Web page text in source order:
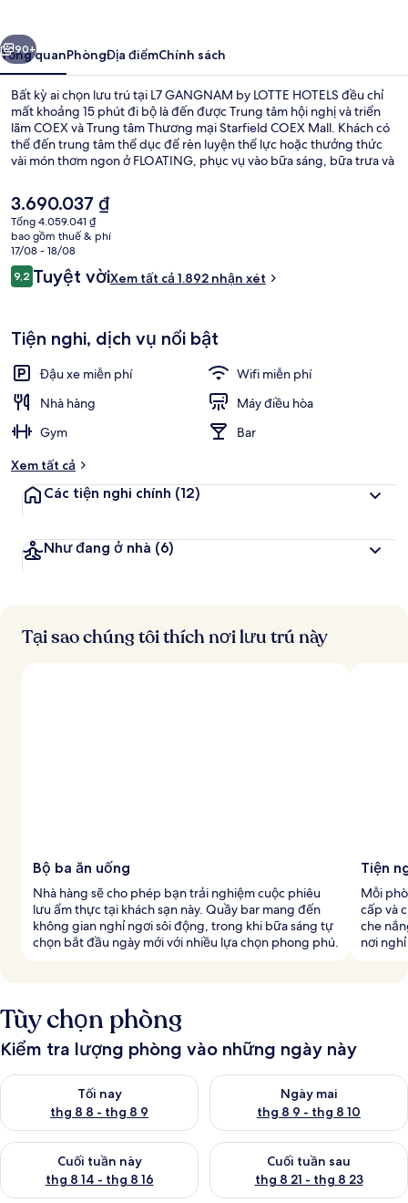
HOTELS
Tiếp
90+
Tổng quanPhòngĐịa điểmChính sách
Bất kỳ ai chọn lưu trú tại L7 GANGNAM by LOTTE HOTELS đều chỉ
mất khoảng 15 phút đi bộ là đến được Trung tâm hội nghị và triển
lãm COEX và Trung tâm Thương mại Starfield COEX Mall. Khách có
thể đến trung tâm thể dục để rèn luyện thể lực hoặc thưởng thức
vài món thơm ngon ở FLOATING, phục vụ vào bữa sáng, bữa trưa và
cách nơi đây 5 phút đi xe. Khách du lịch thích khoảng cách thuận
tiện giữa nơi lưu trú và trạm giao thông công cộng, như cách Ga
Seolleung 2 phút và cách Ga metro Samseong Jungang 13 phút đi
bộ.
Giá
hiện
tại
là
3.690.037 ₫
3.690.037 ₫
Tổng 4.059.041 ₫
bao gồm thuế & phí
17/08 - 18/08
Nhận
xét
9,29,2 trên 10,
Tuyệt vờiXem tất cả 1.892 nhận xét
Tiện nghi, dịch vụ nổi bật
Đậu xe miễn phí
Wifi miễn phí
Nhà hàng
Máy điều hòa
Gym
Bar
Xem tất cả
Các tiện nghi chính (12)
Như đang ở nhà (6)
Tại sao chúng tôi thích nơi lưu trú này
Bộ ba ăn uống
Nhà hàng sẽ cho phép bạn trải nghiệm cuộc phiêu
lưu ẩm thực tại khách sạn này. Quầy bar mang đến
không gian nghỉ ngơi sôi động, trong khi bữa sáng tự
chọn bắt đầu ngày mới với nhiều lựa chọn phong phú.
Tiện
Mỗi
cấp và
che
nơi
Tùy chọn phòng
Kiểm tra lượng phòng vào những ngày này
Tối nay
thg 8 8 - thg 8 9
Kiểm tra lượng phòng tối nay từ thg 8 8 - thg 8 9
Ngày mai
thg 8 9 - thg 8 10
Kiểm tra lượng phòng ngày
Cuối tuần này
thg 8 14 - thg 8 16
Kiểm tra lượng phòng cuối tuần này từ thg 8 14 - thg 8 16
Cuối tuần sau
thg 8 21 - thg 8 23
Kiểm tra lượng phòng cuối